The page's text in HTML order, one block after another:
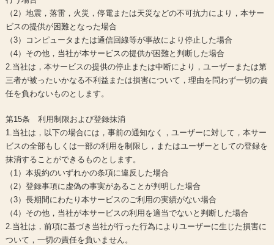
（2）地震，落雷，火災，停電または天災などの不可抗力により，本サー
ビスの提供が困難となった場合
（3）コンピュータまたは通信回線等が事故により停止した場合
（4）その他，当社が本サービスの提供が困難と判断した場合
2.当社は，本サービスの提供の停止または中断により，ユーザーまたは第
三者が被ったいかなる不利益または損害について，理由を問わず一切の責
任を負わないものとします。
第15条 利用制限および登録抹消
1.当社は，以下の場合には，事前の通知なく，ユーザーに対して，本サー
ビスの全部もしくは一部の利用を制限し，またはユーザーとしての登録を
抹消することができるものとします。
（1）本規約のいずれかの条項に違反した場合
（2）登録事項に虚偽の事実があることが判明した場合
（3）長期間にわたり本サービスのご利用の実績がない場合
（4）その他，当社が本サービスの利用を適当でないと判断した場合
2.当社は，前項に基づき当社が行った行為によりユーザーに生じた損害に
ついて，一切の責任を負いません。